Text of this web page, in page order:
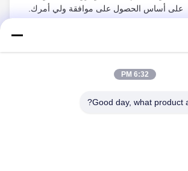
على أساس الحصول على موافقة ولي أمرك.
6:32 PM
Good day, what product